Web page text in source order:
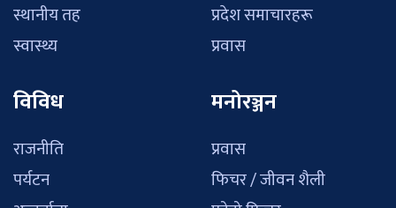
स्थानीय तह
स्वास्थ्य
प्रदेश समाचारहरू
प्रवास
विविध
राजनीति
पर्यटन
मनोरञ्जन
प्रवास
फिचर / जीवन शैली